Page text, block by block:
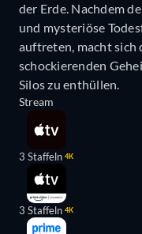
der Erde. Nachdem
und mysteriöse
auftreten, macht sich
schockierenden
Silos zu enthüllen.
Stream
3 Staffeln 4K
3 Staffeln 4K